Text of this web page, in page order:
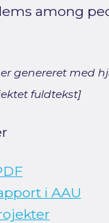
among
genereret med
fuldtekst]
i AAU